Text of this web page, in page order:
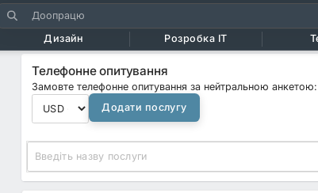
Дизайн Розробка IT
Телефонне опитування
Замовте телефонне опитування за нейтральною анкетою:
Додати послугу